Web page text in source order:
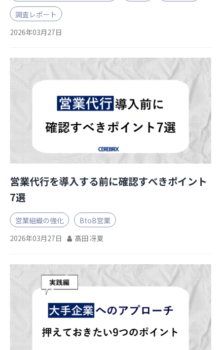
調査レポート
2026年03月27日
営業代行を導入する前に確認すべきポイント
7選
営業組織の強化
BtoB営業
2026年03月27日
髙田 冴夏